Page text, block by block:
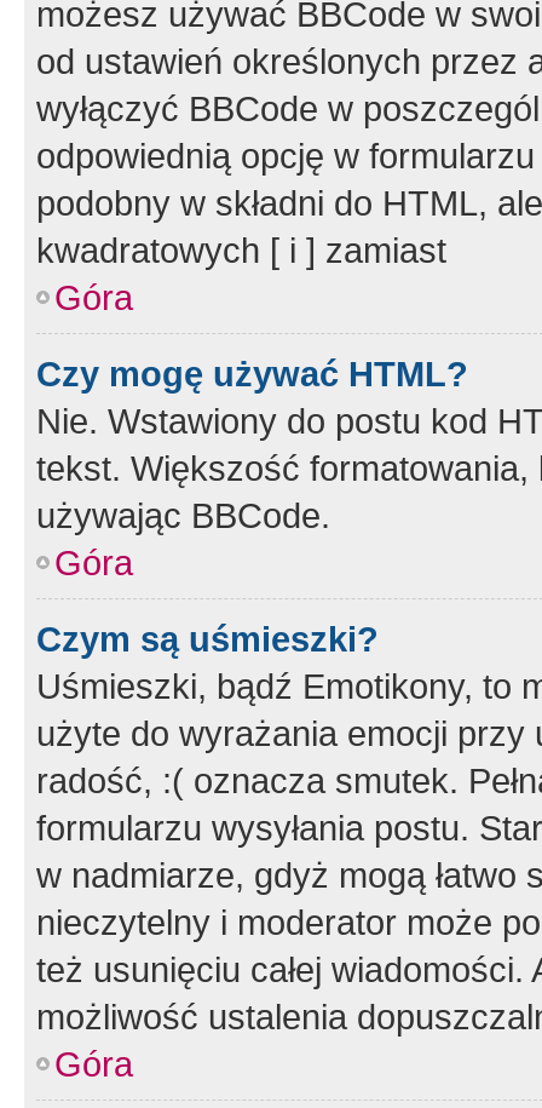
możesz używać BBCode w
od ustawień określonych przez
wyłączyć BBCode w
odpowiednią opcję w
podobny w składni do HTML,
kwadratowych [ i ] zamiast
Góra
Czy mogę używać HTML?
Nie. Wstawiony do postu kod
tekst. Większość
używając BBCode.
Góra
Czym są uśmieszki?
Uśmieszki, bądź Emotikony, to
użyte do wyrażania emocji
radość, :( oznacza smutek.
formularzu wysyłania postu.
w nadmiarze, gdyż mogą
nieczytelny i moderator może
też usunięciu całej
możliwość ustalenia
Góra